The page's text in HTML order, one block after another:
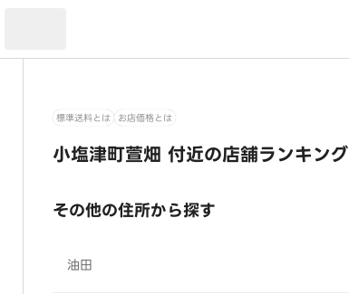
標準送料とは お店価格とは
小塩津町萱畑 付近の店舗ランキング
その他の住所から探す
油田